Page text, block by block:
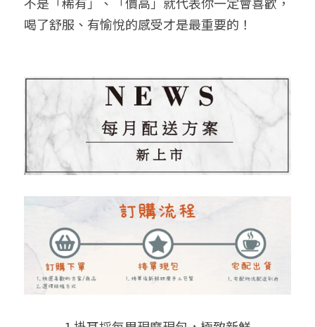
喝了舒服、有愉悅的感受才是最重要的！